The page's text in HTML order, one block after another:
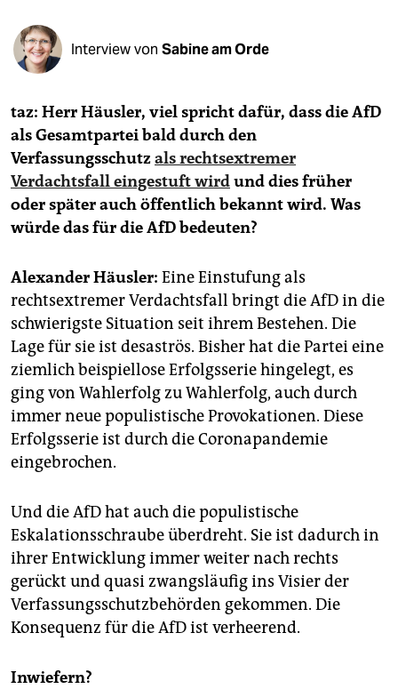
fragen & hilfe
unterstützen
abo
genossenschaft
epaper login
Interview von Sabine am Orde
taz: Herr Häusler, viel spricht dafür, dass die AfD
als Gesamtpartei bald durch den
Verfassungsschutz als rechtsextremer
Verdachtsfall eingestuft wirdund dies früher
oder später auch öffentlich bekannt wird. Was
würde das für die AfD bedeuten?
Alexander Häusler: Eine Einstufung als
rechtsextremer Verdachtsfall bringt die AfD in die
schwierigste Situation seit ihrem Bestehen. Die
Lage für sie ist desaströs. Bisher hat die Partei eine
ziemlich beispiellose Erfolgsserie hingelegt, es
ging von Wahlerfolg zu Wahlerfolg, auch durch
immer neue populistische Provokationen. Diese
Erfolgsserie ist durch die Coronapandemie
eingebrochen.
Und die AfD hat auch die populistische
Eskalationsschraube überdreht. Sie ist dadurch in
ihrer Entwicklung immer weiter nach rechts
gerückt und quasi zwangsläufig ins Visier der
Verfassungsschutzbehörden gekommen. Die
Konsequenz für die AfD ist verheerend.
Inwiefern?